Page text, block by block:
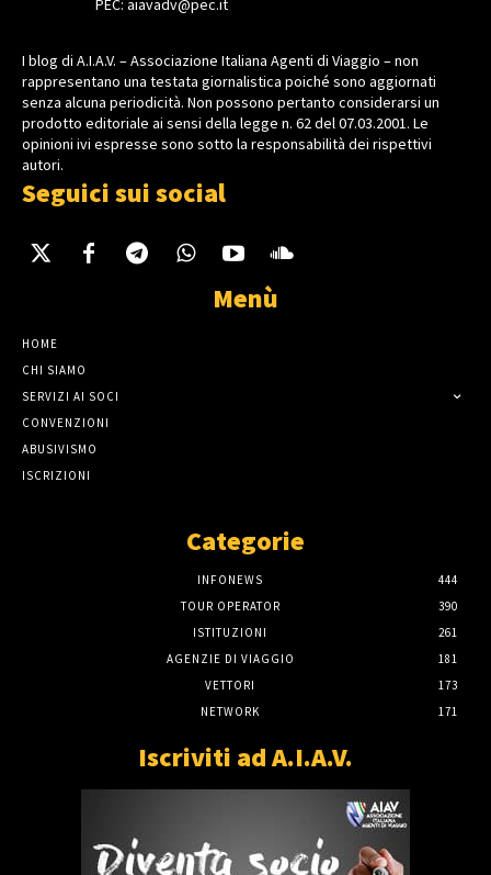
PEC: aiavadv@pec.it
I blog di A.I.A.V. – Associazione Italiana Agenti di Viaggio – non
rappresentano una testata giornalistica poiché sono aggiornati
senza alcuna periodicità. Non possono pertanto considerarsi un
prodotto editoriale ai sensi della legge n. 62 del 07.03.2001. Le
opinioni ivi espresse sono sotto la responsabilità dei rispettivi
autori.
Seguici sui social
Menù
HOME
CHI SIAMO
SERVIZI AI SOCI
CONVENZIONI
ABUSIVISMO
ISCRIZIONI
Categorie
INFONEWS
444
TOUR OPERATOR
390
ISTITUZIONI
261
AGENZIE DI VIAGGIO
181
VETTORI
173
NETWORK
171
Iscriviti ad A.I.A.V.